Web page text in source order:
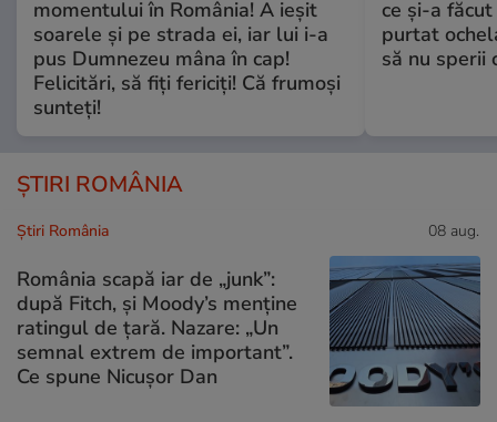
momentului în România! A ieșit
soarele și pe strada ei, iar lui i-a
pus Dumnezeu mâna în cap!
Felicitări, să fiți fericiți! Că frumoși
sunteți!
ce și-a
purtat
să nu sperii
ȘTIRI ROMÂNIA
Știri România 08 aug.
România scapă iar de „junk”:
după Fitch, și Moody’s menține
ratingul de țară. Nazare: „Un
semnal extrem de important”.
Ce spune Nicușor Dan